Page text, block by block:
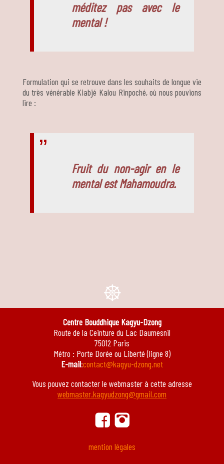
méditez pas avec le
mental !
Formulation qui se retrouve dans les souhaits de longue vie
du très vénérable Kiabjé Kalou Rinpoché, où nous pouvions
lire :
Fruit du non-agir en le
mental est Mahamoudra.
e
Centre Bouddhique Kagyu-Dzong
Route de la Ceinture du Lac Daumesnil
75012 Paris
Métro : Porte Dorée ou Liberté (ligne 8)
E-mail:contact@kagyu-dzong.net
Vous pouvez contacter le webmaster à cette adresse
webmaster.kagyudzong@gmail.com
ä ġ
mention légales